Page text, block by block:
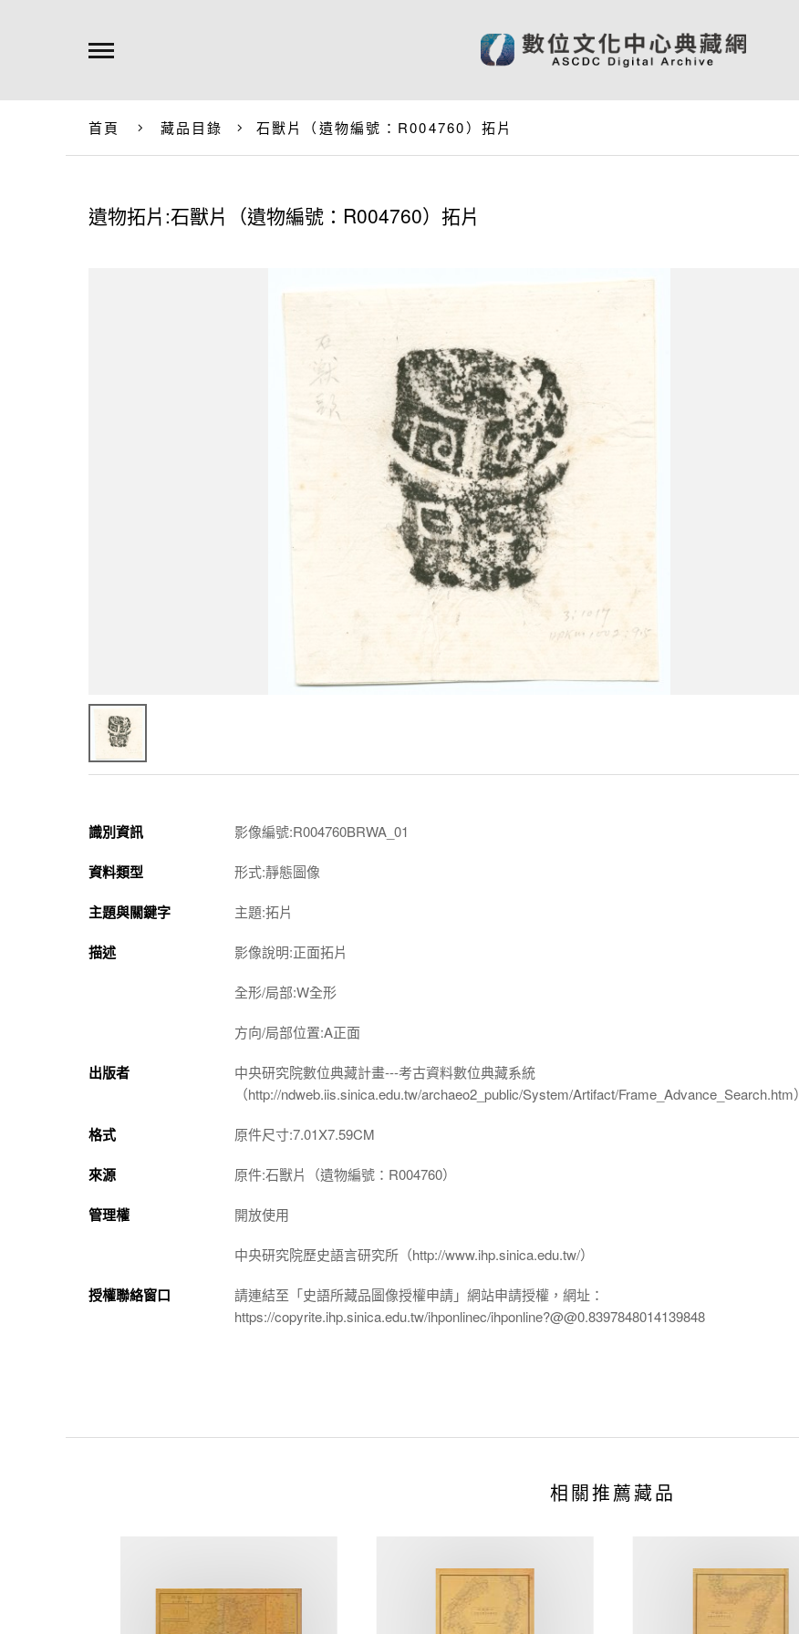
首頁 藏品目錄 石獸片（遺物編號：R004760）拓片
遺物拓片:石獸片（遺物編號：R004760）拓片
識別資訊 影像編號:R004760BRWA_01
資料類型 形式:靜態圖像
主題與關鍵字 主題:拓片
描述 影像說明:正面拓片
全形/局部:W全形
方向/局部位置:A正面
出版者
中央研究院數位典藏計畫---考古資料數位典藏系統
（http://ndweb.iis.sinica.edu.tw/archaeo2_public/System/Artifact/Frame_Advance_Search.htm）
格式 原件尺寸:7.01X7.59CM
來源 原件:石獸片（遺物編號：R004760）
管理權 開放使用
中央研究院歷史語言研究所（http://www.ihp.sinica.edu.tw/）
授權聯絡窗口
請連結至「史語所藏品圖像授權申請」網站申請授權，網址：
https://copyrite.ihp.sinica.edu.tw/ihponlinec/ihponline?@@0.8397848014139848
相關推薦藏品